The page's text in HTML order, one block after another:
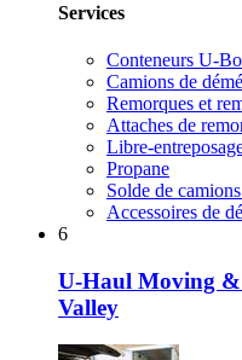
Services
Conteneurs U-
Camions de
Remorques et
Attaches de
Libre-
Propane
Solde de
Accessoires de
6
U-Haul Moving &
Valley